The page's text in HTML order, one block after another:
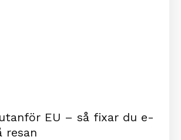
EU – så fixar du e-
resan